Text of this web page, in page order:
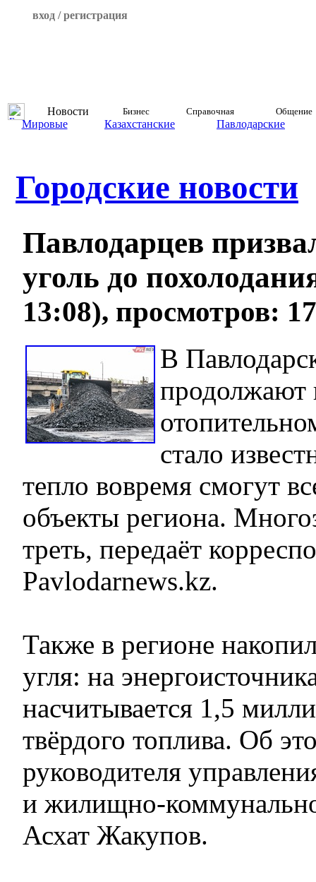
вход / регистрация
Новости Бизнес Справочная Общение
Мировые Казахстанские Павлодарские
Городские новости
Павлодарцев
уголь до
13:08), просмотров:
В
продолжают
стало
тепло вовремя смогут
объекты региона.
треть, передаёт
Pavlodarnews.kz.
Также в регионе
угля: на
насчитывается 1,5
твёрдого топлива. Об
руководителя
и жилищно-
Асхат Жакупов.